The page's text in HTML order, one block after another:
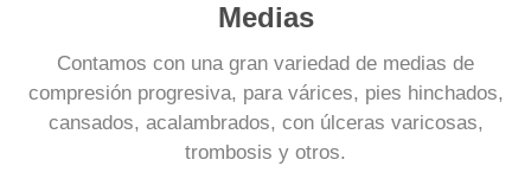
Medias
Contamos con una gran variedad de medias de
compresión progresiva, para várices, pies hinchados,
cansados, acalambrados, con úlceras varicosas,
trombosis y otros.